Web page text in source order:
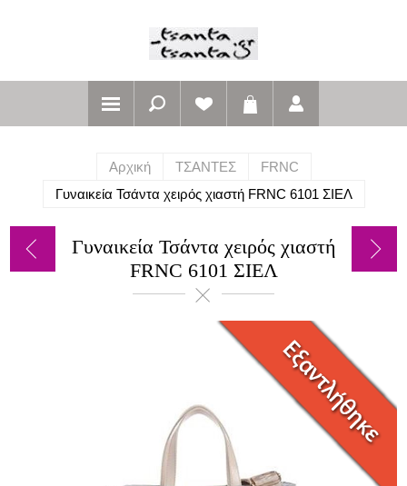
Αρχική ΤΣΑΝΤΕΣ
FRNC
Γυναικεία Τσάντα χειρός χιαστή FRNC 6101 ΣΙΕΛ
Γυναικεία Τσάντα χειρός χιαστή
FRNC 6101 ΣΙΕΛ